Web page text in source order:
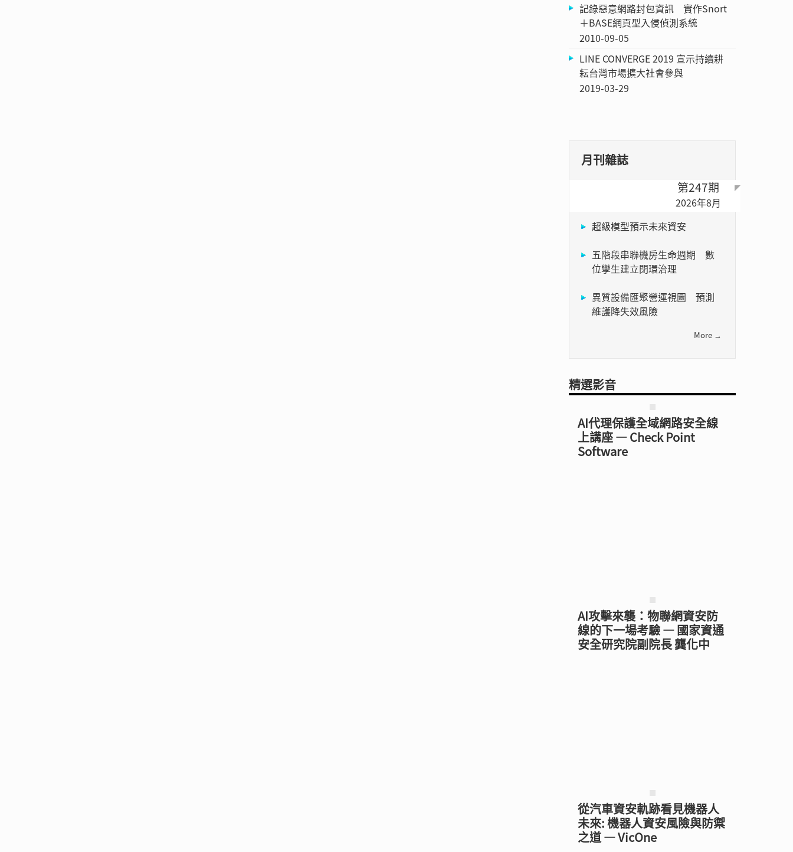
記錄惡意網路封包資訊 實作Snort
＋BASE網頁型入侵偵測系統
2010-09-05
LINE CONVERGE 2019 宣示持續耕
耘台灣市場擴大社會參與
2019-03-29
月刊雜誌
第247期
2026年8月
超級模型預示未來資安
五階段串聯機房生命週期 數
位孿生建立閉環治理
異質設備匯聚營運視圖 預測
維護降失效風險
More →
精選影音
AI代理保護全域網路安全線
上講座 — Check Point
Software
AI攻擊來襲：物聯網資安防
線的下一場考驗 — 國家資通
安全研究院副院長 龔化中
從汽車資安軌跡看見機器人
未來: 機器人資安風險與防禦
之道 — VicOne